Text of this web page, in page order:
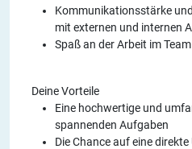
Kommunikationsstärke
mit externen und internen
Spaß an der Arbeit im
Deine Vorteile
Eine hochwertige und
spannenden Aufgaben
Die Chance auf eine